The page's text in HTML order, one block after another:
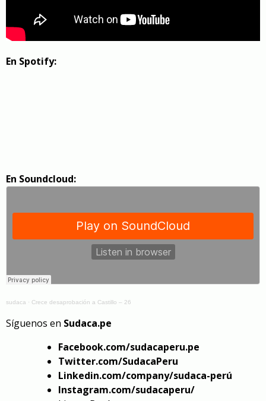
En Spotify:
En Soundcloud:
sudaca · Crece desaprobación a Castillo – 26
Síguenos en Sudaca.pe
Facebook.com/sudacaperu.pe
Twitter.com/SudacaPeru
Linkedin.com/company/sudaca-perú
Instagram.com/sudacaperu/